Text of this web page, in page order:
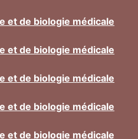
et de biologie médicale
et de biologie médicale
et de biologie médicale
et de biologie médicale
et de biologie médicale